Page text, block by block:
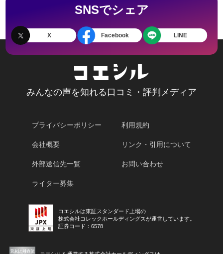
SNSでシェア
X Facebook LINE
みんなの声を知れる口コミ・評判メディア
プライバシーポリシー 利用規約
会社概要 リンク・引用について
外部送信先一覧 お問い合わせ
ライター募集
コエシルは東証スタンダード上場の
株式会社コレックホールディングスが運営しています。
証券コード：6578